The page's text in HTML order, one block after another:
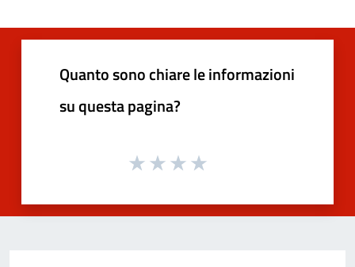
Quanto sono chiare le informazioni
su questa pagina?